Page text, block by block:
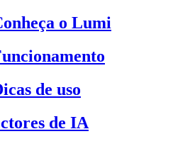
o Lumi
de uso
de IA